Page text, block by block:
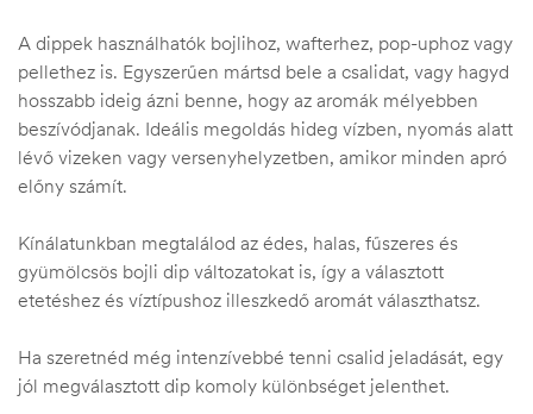
A dippek használhatók bojlihoz, wafterhez, pop-uphoz vagy
pellethez is. Egyszerűen mártsd bele a csalidat, vagy hagyd
hosszabb ideig ázni benne, hogy az aromák mélyebben
beszívódjanak. Ideális megoldás hideg vízben, nyomás alatt
lévő vizeken vagy versenyhelyzetben, amikor minden apró
előny számít.
Kínálatunkban megtalálod az édes, halas, fűszeres és
gyümölcsös bojli dip változatokat is, így a választott
etetéshez és víztípushoz illeszkedő aromát választhatsz.
Ha szeretnéd még intenzívebbé tenni csalid jeladását, egy
jól megválasztott dip komoly különbséget jelenthet.